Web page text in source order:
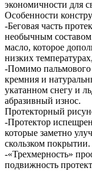
экономичности для
Особенности
-Беговая часть
необычным
масло, которое
низких
-Помимо пальмового
кремния и
укатанном снегу и
абразивный износ.
Протекторный
-Протектор
которые заметно
скользком покрытии.
-«Трехмерность»
подвижность